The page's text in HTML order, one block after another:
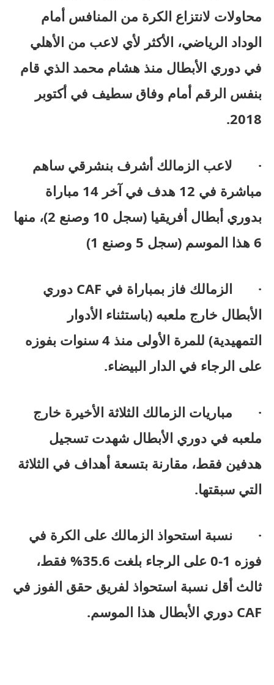
محاولات لانتزاع الكرة من المنافس أمام
الوداد الرياضي، الأكثر لأي لاعب من الأهلي
في دوري الأبطال منذ هشام محمد الذي قام
بنفس الرقم أمام وفاق سطيف في أكتوبر
2018.
· لاعب الزمالك أشرف بنشرقي ساهم
مباشرة في 12 هدف في آخر 14 مباراة
بدوري أبطال أفريقيا (سجل 10 وصنع 2)، منها
6 هذا الموسم (سجل 5 وصنع 1)
· الزمالك فاز بمباراة في CAF دوري
الأبطال خارج ملعبه (باستثناء الأدوار
التمهيدية) للمرة الأولى منذ 4 سنوات بفوزه
على الرجاء في الدار البيضاء.
· مباريات الزمالك الثلاثة الأخيرة خارج
ملعبه في دوري الأبطال شهدت تسجيل
هدفين فقط، مقارنة بتسعة أهداف في الثلاثة
التي سبقتها.
· نسبة استحواذ الزمالك على الكرة في
فوزه 1-0 على الرجاء بلغت 35.6% فقط،
ثالث أقل نسبة استحواذ لفريق حقق الفوز في
CAF دوري الأبطال هذا الموسم.